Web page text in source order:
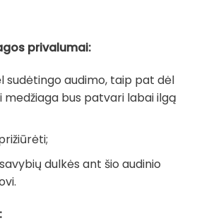
privalumai:
sudėtingo audimo, taip pat dėl
medžiaga bus patvari labai ilgą
dulkės ant šio audinio